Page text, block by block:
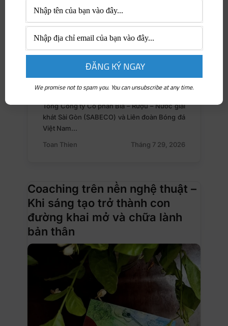
NỔI BẬT
Tổng Công ty Cổ phần Bia – Rượu – Nước giải
khát Sài Gòn (SABECO) và Liên đoàn Bóng đá
Việt Nam…
Toan Thien
Tháng 7 29, 2026
Coaching trên nền nghệ thuật –
Khi sáng tạo trở thành con
đường khai mở và chữa lành
bản thân
We promise not to spam you. You can unsubscribe at any time.